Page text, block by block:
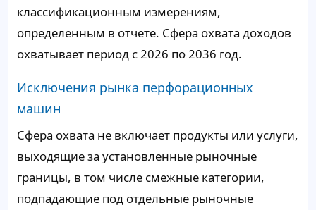
классификационным измерениям,
определенным в отчете. Сфера охвата доходов
охватывает период с 2026 по 2036 год.
Исключения рынка перфорационных
машин
Сфера охвата не включает продукты или услуги,
выходящие за установленные рыночные
границы, в том числе смежные категории,
подпадающие под отдельные рыночные